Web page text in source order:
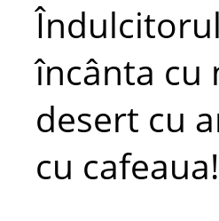
încânta cu
desert cu
cu cafeaua!